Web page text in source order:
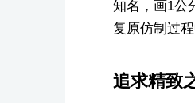
知名，画1公
复原仿制过
追求精致